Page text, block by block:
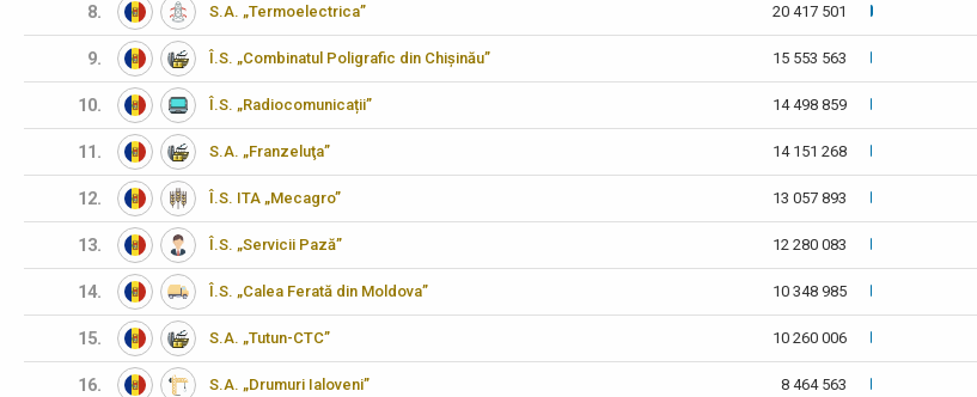
8. S.A. „Termoelectrica” 20 417 501
9. Î.S. „Combinatul Poligrafic din Chișinău” 15 553 563
10. Î.S. „Radiocomunicații” 14 498 859
11. S.A. „Franzeluţa” 14 151 268
12. Î.S. ITA „Mecagro” 13 057 893
13. Î.S. „Servicii Pază” 12 280 083
14. Î.S. „Calea Ferată din Moldova” 10 348 985
15. S.A. „Tutun-CTC” 10 260 006
16. S.A. „Drumuri Ialoveni” 8 464 563